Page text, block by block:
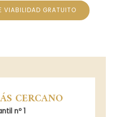
VIABILIDAD GRATUITO
CERCANO
nº 1